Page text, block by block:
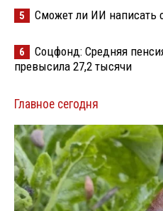
5 Сможет ли ИИ написать
6
Соцфонд: Средняя
превысила 27,2 тысячи
Главное сегодня